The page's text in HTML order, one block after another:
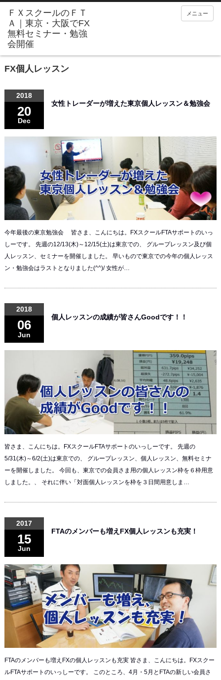
メニュー
FX個人レッスン
2018
20
Dec
女性トレーダーが増えた東京個人レッスン＆勉強会
今年最後の東京勉強会 皆さま、こんにちは。FXスクールFTAサポートのいっ
しーです。 先週の12/13(木)～12/15(土)は東京での、 グループレッスン及び個
人レッスン、セミナーを開催しました。 早いもので東京での今年の個人レッス
ン・勉強会はラストとなりました(^^)/ 女性が…
2018
06
Jun
個人レッスンの成績が皆さんGoodです！！
皆さま、こんにちは。FXスクールFTAサポートのいっしーです。 先週の
5/31(木)～6/2(土)は東京での、 グループレッスン、個人レッスン、無料セミナ
ーを開催しました。 今回も、東京での会員さま用の個人レッスン枠を６枠用意
しました。、 それに伴い「対面個人レッスンを枠を３日間用意しま…
2017
15
Jun
FTAのメンバーも増えFX個人レッスンも充実！
FTAのメンバーも増えFXの個人レッスンも充実 皆さま、こんにちは。FXスクー
ルFTAサポートのいっしーです。 このところ、4月・5月とFTAの新しい会員さ